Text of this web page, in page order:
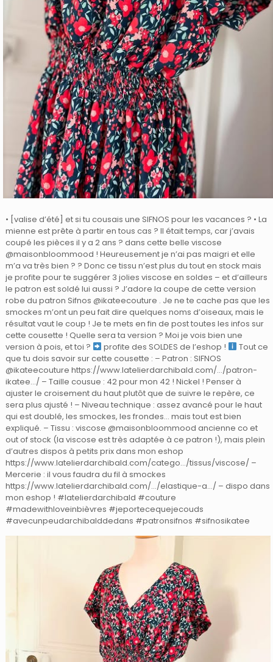
• [valise d’été] et si tu cousais une SIFNOS pour les vacances ? • La
mienne est prête à partir en tous cas ? Il était temps, car j’avais
coupé les pièces il y a 2 ans ? dans cette belle viscose
@maisonbloommood ! Heureusement je n’ai pas maigri et elle
m’a va très bien ? ? Donc ce tissu n’est plus du tout en stock mais
je profite pour te suggérer 3 jolies viscose en soldes – et d’ailleurs
le patron est soldé lui aussi ? J’adore la coupe de cette version
robe du patron Sifnos @ikateecouture . Je ne te cache pas que les
smockes m’ont un peu fait dire quelques noms d’oiseaux, mais le
résultat vaut le coup ! Je te mets en fin de post toutes les infos sur
cette cousette ! Quelle sera ta version ? Moi je vois bien une
version à pois, et toi ?
profite des SOLDES de l’eshop !
Tout ce
que tu dois savoir sur cette cousette : – Patron : SIFNOS
@ikateecouture https://www.latelierdarchibald.com/…/patron-
ikatee…/ – Taille cousue : 42 pour mon 42 ! Nickel ! Penser à
ajuster le croisement du haut plutôt que de suivre le repère, ce
sera plus ajusté ! – Niveau technique : assez avancé pour le haut
qui est doublé, les smockes, les frondes… mais tout est bien
expliqué. – Tissu : viscose @maisonbloommood ancienne co et
out of stock (la viscose est très adaptée à ce patron !), mais plein
d’autres dispos à petits prix dans mon eshop
https://www.latelierdarchibald.com/catego…/tissus/viscose/ –
Mercerie : il vous faudra du fil à smockes
https://www.latelierdarchibald.com/…/elastique-a…/ – dispo dans
mon eshop ! #latelierdarchibald #couture
#madewithloveinbièvres #jeportecequejecouds
#avecunpeudarchibalddedans #patronsifnos #sifnosikatee